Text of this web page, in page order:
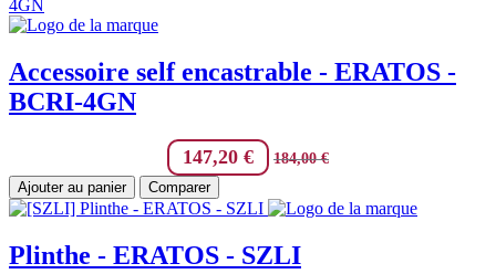
Accessoire self encastrable - ERATOS -
BCRI-4GN
147,20 € 184,00€
Ajouter au panier
Comparer
Plinthe - ERATOS - SZLI